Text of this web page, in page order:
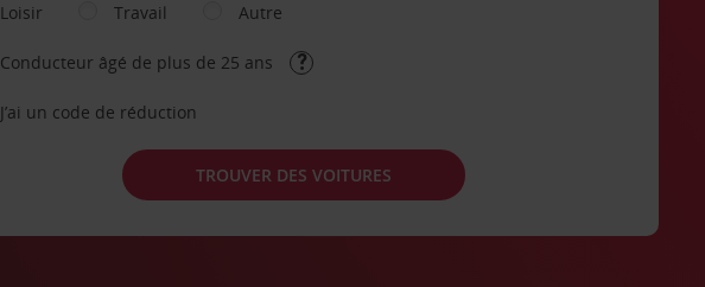
Loisir
Travail Autre
Conducteur âgé de plus de 25 ans
J’ai un code de réduction
TROUVER DES VOITURES